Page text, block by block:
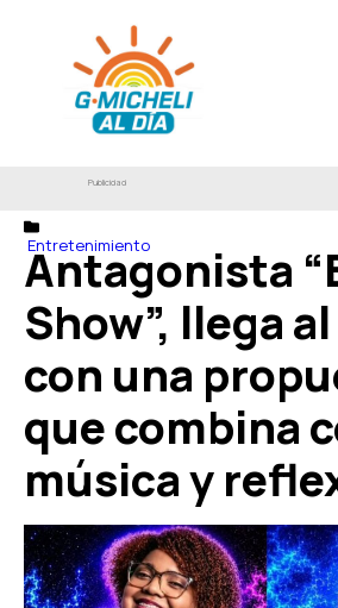
Publicidad
Entretenimiento
Antagonista
Show”, llega
con una
que combina
música y